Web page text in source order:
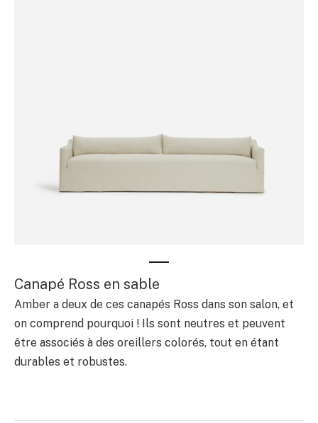
Canapé Ross en sable
Amber a deux de ces canapés Ross dans son salon, et
on comprend pourquoi ! Ils sont neutres et peuvent
être associés à des oreillers colorés, tout en étant
durables et robustes.